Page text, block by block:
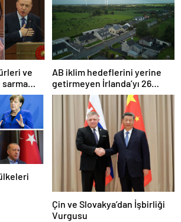
ve
sarma
AB iklim hedeflerini yerine
getirmeyen İrlanda’yı 26
milyar euroluk ceza bekliyor
Çin ve Slovakya’dan İşbirliği
Vurgusu